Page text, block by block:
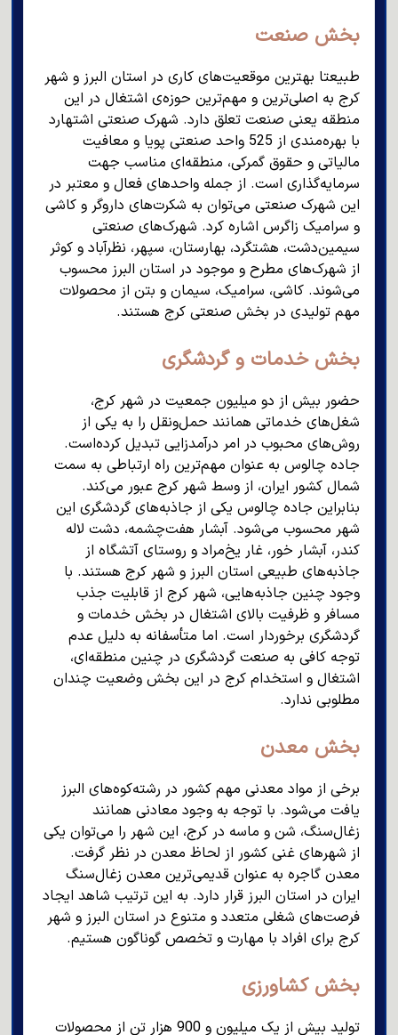
بخش صنعت
طبیعتا بهترین موقعیت‌های کاری در استان البرز و شهر
کرج به اصلی‌ترین و مهم‌ترین حوزه‌ی اشتغال در این
منطقه یعنی صنعت تعلق دارد. شهرک صنعتی اشتهارد
با بهره‌مندی از 525 واحد صنعتی پویا و معافیت
مالیاتی و حقوق گمرکی، منطقه‌ای مناسب جهت
سرمایه‌گذاری است. از جمله واحدهای فعال و معتبر در
این شهرک صنعتی می‌توان به شکرت‌های داروگر و کاشی
و سرامیک زاگرس اشاره کرد. شهرک‌های صنعتی
سیمین‌دشت، هشتگرد، بهارستان، سپهر، نظرآباد و کوثر
از شهرک‌های مطرح و موجود در استان البرز محسوب
می‌شوند. کاشی، سرامیک، سیمان و بتن از محصولات
مهم تولیدی در بخش صنعتی کرج هستند.
بخش خدمات و گردشگری
حضور بیش از دو میلیون جمعیت در شهر کرج،
شغل‌های خدماتی همانند حمل‌ونقل را به یکی از
روش‌های محبوب در امر درآمدزایی تبدیل کرده‌است.
جاده چالوس به عنوان مهم‌ترین راه ارتباطی به سمت
شمال کشور ایران، از وسط شهر کرج عبور می‌کند.
بنابراین جاده چالوس یکی از جاذبه‌های گردشگری این
شهر محسوب می‌شود. آبشار هفت‌چشمه، دشت لاله
کندر، آبشار خور، غار یخ‌مراد و روستای آتشگاه از
جاذبه‌های طبیعی استان البرز و شهر کرج هستند. با
وجود چنین جاذبه‌هایی، شهر کرج از قابلیت جذب
مسافر و ظرفیت بالای اشتغال در بخش خدمات و
گردشگری برخوردار است. اما متأسفانه به دلیل عدم
توجه کافی به صنعت گردشگری در چنین منطقه‌ای،
اشتغال و استخدام کرج در این بخش وضعیت چندان
مطلوبی ندارد.
بخش معدن
برخی از مواد معدنی مهم کشور در رشته‌کوه‌های البرز
یافت می‌شود. با توجه به وجود معادنی همانند
زغال‌سنگ، شن و ماسه در کرج، این شهر را می‌توان یکی
از شهرهای غنی کشور از لحاظ معدن در نظر گرفت.
معدن گاجره به عنوان قدیمی‌ترین معدن زغال‌سنگ
ایران در استان البرز قرار دارد. به این ترتیب شاهد ایجاد
فرصت‌های شغلی متعدد و متنوع در استان البرز و شهر
کرج برای افراد با مهارت و تخصص گوناگون هستیم.
بخش کشاورزی
تولید بیش از یک میلیون و 900 هزار تن از محصولات